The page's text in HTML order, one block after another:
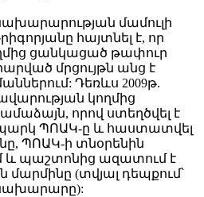
մամուլի
հայտնել է, որ
ցանկացած թափուր
մրցույթն անց է
Դեռևս 2009թ.
կողմից
որով ստեղծվել է
պարկ ՊՈԱԿ-ը և հաստատվել
ՊՈԱԿ-ի տնօրենին
և պաշտոնից ազատում է
(տվյալ դեպքում՝